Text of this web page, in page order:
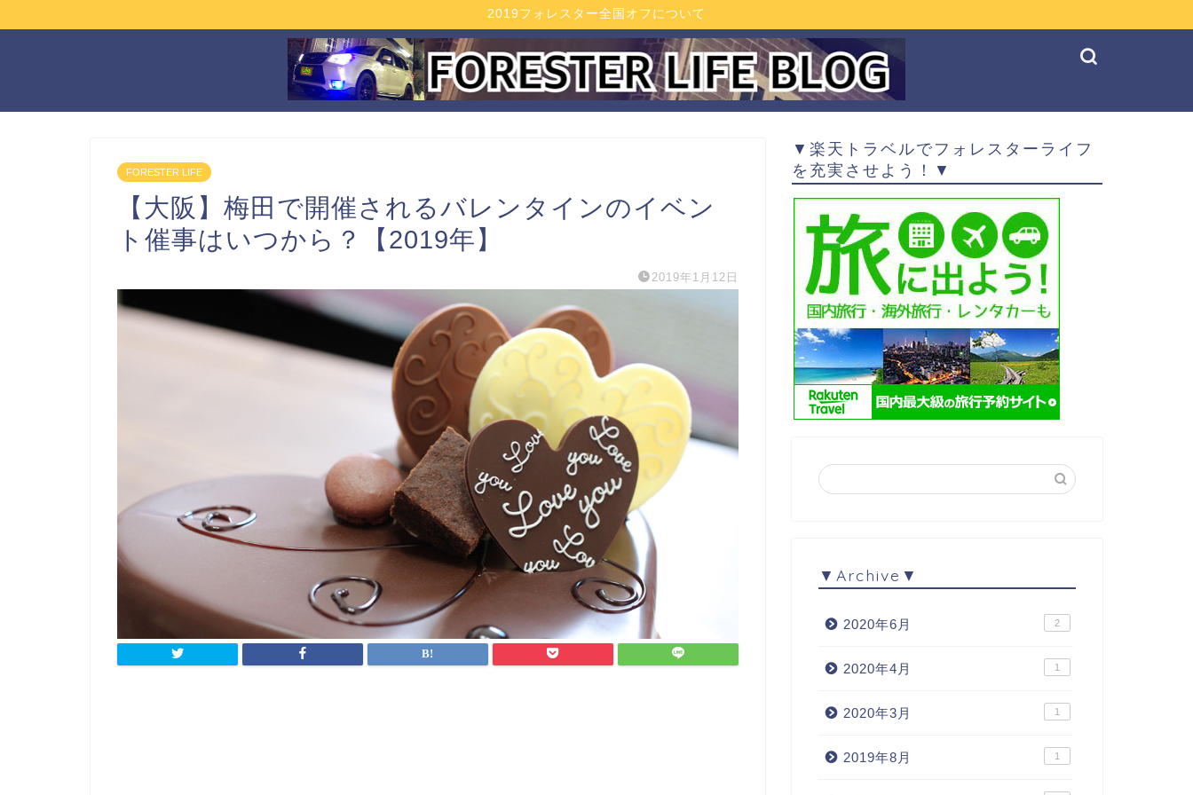
2019フォレスター全国オフについて
FORESTER LIFE
【大阪】梅田で開催されるバレンタインのイベン
ト催事はいつから？【2019年】
2019年1月12日
▼楽天トラベルでフォレスターライフ
を充実させよう！▼
▼Archive▼
2020年6月 2
2020年4月 1
2020年3月 1
2019年8月 1